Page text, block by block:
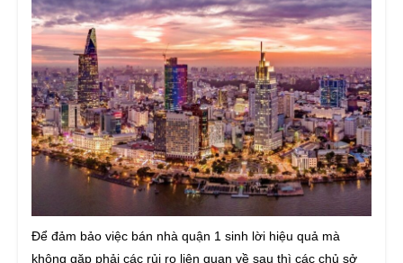
Để đảm bảo việc bán nhà quận 1 sinh lời hiệu quả mà
không gặp phải các rủi ro liên quan về sau thì các chủ sở